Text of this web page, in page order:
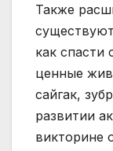
Также
как спасти
ценные
сайгак,
развитии
викторине